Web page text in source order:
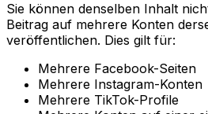
Sie können denselben Inhalt
Beitrag auf mehrere Konten
veröffentlichen. Dies gilt für:
Mehrere Facebook-Seiten
Mehrere Instagram-Konten
Mehrere TikTok-Profile